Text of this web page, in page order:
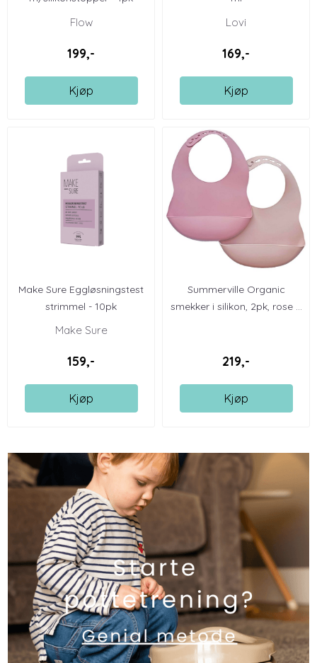
Flow
199,-
Kjøp
Lovi
169,-
Kjøp
Make Sure Eggløsningstest
strimmel - 10pk
Make Sure
159,-
Kjøp
Summerville Organic
smekker i silikon, 2pk, rose ...
219,-
Kjøp